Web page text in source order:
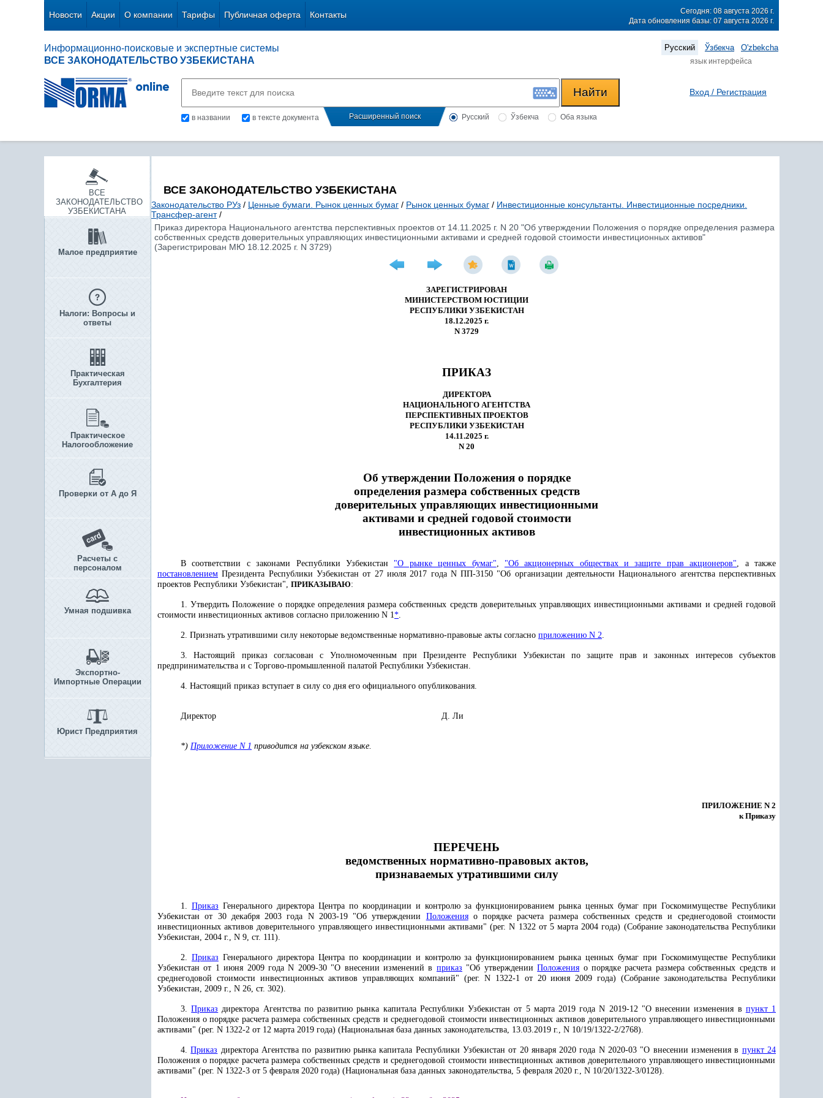
Новости Акции О компании Тарифы Публичная оферта Контакты
Сегодня: 08 августа 2026 г.
Дата обновления базы: 07 августа 2026 г.
Информационно-поисковые и экспертные системы
ВСЕ ЗАКОНОДАТЕЛЬСТВО УЗБЕКИСТАНА
Русский Ўзбекча O'zbekcha
язык интерфейса
в названии в тексте документа Расширенный поиск Русский Ўзбекча Оба языка
Вход / Регистрация
ВСЕ
ЗАКОНОДАТЕЛЬСТВО
УЗБЕКИСТАНА
Малое предприятие
Налоги: Вопросы и
ответы
Практическая
Бухгалтерия
Практическое
Налогообложение
Проверки от А до Я
Расчеты с
персоналом
Умная подшивка
Экспортно-
Импортные Операции
Юрист Предприятия
ВСЕ ЗАКОНОДАТЕЛЬСТВО УЗБЕКИСТАНА
Законодательство РУз / Ценные бумаги. Рынок ценных бумаг / Рынок ценных бумаг / Инвестиционные консультанты. Инвестиционные посредники.
Трансфер-агент /
Приказ директора Национального агентства перспективных проектов от 14.11.2025 г. N 20 "Об утверждении Положения о порядке определения размера
собственных средств доверительных управляющих инвестиционными активами и средней годовой стоимости инвестиционных активов"
(Зарегистрирован МЮ 18.12.2025 г. N 3729)
ЗАРЕГИСТРИРОВАН
МИНИСТЕРСТВОМ ЮСТИЦИИ
РЕСПУБЛИКИ УЗБЕКИСТАН
18.12.2025 г.
N 3729
ПРИКАЗ
ДИРЕКТОРА
НАЦИОНАЛЬНОГО АГЕНТСТВА
ПЕРСПЕКТИВНЫХ ПРОЕКТОВ
РЕСПУБЛИКИ УЗБЕКИСТАН
14.11.2025 г.
N 20
Об утверждении Положения о порядке
определения размера собственных средств
доверительных управляющих инвестиционными
активами и средней годовой стоимости
инвестиционных активов
В соответствии с законами Республики Узбекистан "О рынке ценных бумаг", "Об акционерных обществах и защите прав акционеров", а также
постановлением Президента Республики Узбекистан от 27 июля 2017 года N ПП-3150 "Об организации деятельности Национального агентства перспективных
проектов Республики Узбекистан", ПРИКАЗЫВАЮ:
1. Утвердить Положение о порядке определения размера собственных средств доверительных управляющих инвестиционными активами и средней годовой
стоимости инвестиционных активов согласно приложению N 1*.
2. Признать утратившими силу некоторые ведомственные нормативно-правовые акты согласно приложению N 2.
3. Настоящий приказ согласован с Уполномоченным при Президенте Республики Узбекистан по защите прав и законных интересов субъектов
предпринимательства и с Торгово-промышленной палатой Республики Узбекистан.
4. Настоящий приказ вступает в силу со дня его официального опубликования.
Директор Д. Ли
*) Приложение N 1 приводится на узбекском языке.
ПРИЛОЖЕНИЕ N 2
к Приказу
ПЕРЕЧЕНЬ
ведомственных нормативно-правовых актов,
признаваемых утратившими силу
1. Приказ Генерального директора Центра по координации и контролю за функционированием рынка ценных бумаг при Госкомимуществе Республики
Узбекистан от 30 декабря 2003 года N 2003-19 "Об утверждении Положенияо порядке расчета размера собственных средств и среднегодовой стоимости
инвестиционных активов доверительного управляющего инвестиционными активами" (рег. N 1322 от 5 марта 2004 года) (Собрание законодательства Республики
Узбекистан, 2004 г., N 9, ст. 111).
2. Приказ Генерального директора Центра по координации и контролю за функционированием рынка ценных бумаг при Госкомимуществе Республики
Узбекистан от 1 июня 2009 года N 2009-30 "О внесении изменений в приказ "Об утвержденииПоложения о порядке расчета размера собственных средств и
среднегодовой стоимости инвестиционных активов управляющих компаний" (рег. N 1322-1 от 20 июня 2009 года) (Собрание законодательства Республики
Узбекистан, 2009 г., N 26, ст. 302).
3.Приказ директора Агентства по развитию рынка капитала Республики Узбекистан от 5 марта 2019 года N 2019-12 "О внесении изменения в пункт 1
Положения о порядке расчета размера собственных средств и среднегодовой стоимости инвестиционных активов доверительного управляющего инвестиционными
активами" (рег. N 1322-2 от 12 марта 2019 года) (Национальная база данных законодательства, 13.03.2019 г., N 10/19/1322-2/2768).
4.Приказ директора Агентства по развитию рынка капитала Республики Узбекистан от 20 января 2020 года N 2020-03 "О внесении изменения в пункт 24
Положения о порядке расчета размера собственных средств и среднегодовой стоимости инвестиционных активов доверительного управляющего инвестиционными
активами" (рег. N 1322-3 от 5 февраля 2020 года) (Национальная база данных законодательства, 5 февраля 2020 г., N 10/20/1322-3/0128).